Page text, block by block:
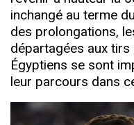
inchangé au terme
des prolongations,
départagées aux tirs
Égyptiens se sont
leur parcours dans